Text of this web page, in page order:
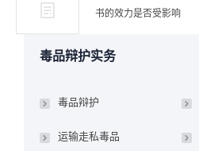
书的效力是否受影响
毒品辩护实务
毒品辩护
运输走私毒品